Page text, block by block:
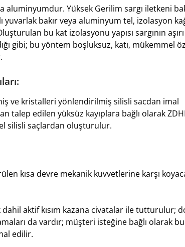
aluminyumdur. Yüksek Gerilim sargı iletkeni
bakır veya aluminyum tel, izolasyon
bu kat izolasyonu yapısı sargının
gibi; bu yöntem boşluksuz, katı, mükemmel
ve kristalleri yönlendirilmiş silisli sacdan imal
talep edilen yüksüz kayıplara bağlı olarak
silisli saçlardan oluşturulur.
kısa devre mekanik kuvvetlerine karşı
aktif kısım kazana civatalar ile tutturulur;
da vardır; müşteri isteğine bağlı olarak bu
edilir.